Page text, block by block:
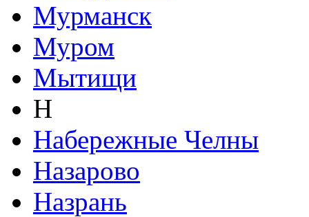
Мурманск
Муром
Мытищи
Н
Набережные Челны
Назарово
Назрань